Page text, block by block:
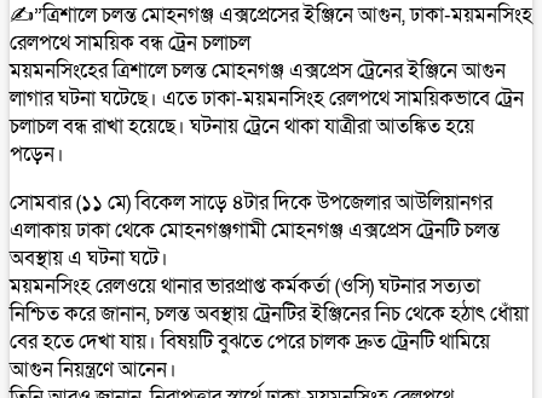
✍️”ত্রিশালে চলন্ত মোহনগঞ্জ এক্সপ্রেসের ইঞ্জিনে আগুন, ঢাকা-ময়মনসিংহ
রেলপথে সাময়িক বন্ধ ট্রেন চলাচল
ময়মনসিংহের ত্রিশালে চলন্ত মোহনগঞ্জ এক্সপ্রেস ট্রেনের ইঞ্জিনে আগুন
লাগার ঘটনা ঘটেছে। এতে ঢাকা-ময়মনসিংহ রেলপথে সাময়িকভাবে ট্রেন
চলাচল বন্ধ রাখা হয়েছে। ঘটনায় ট্রেনে থাকা যাত্রীরা আতঙ্কিত হয়ে
পড়েন।
সোমবার (১১ মে) বিকেল সাড়ে ৪টার দিকে উপজেলার আউলিয়ানগর
এলাকায় ঢাকা থেকে মোহনগঞ্জগামী মোহনগঞ্জ এক্সপ্রেস ট্রেনটি চলন্ত
অবস্থায় এ ঘটনা ঘটে।
ময়মনসিংহ রেলওয়ে থানার ভারপ্রাপ্ত কর্মকর্তা (ওসি) ঘটনার সত্যতা
নিশ্চিত করে জানান, চলন্ত অবস্থায় ট্রেনটির ইঞ্জিনের নিচ থেকে হঠাৎ ধোঁয়া
বের হতে দেখা যায়। বিষয়টি বুঝতে পেরে চালক দ্রুত ট্রেনটি থামিয়ে
আগুন নিয়ন্ত্রণে আনেন।